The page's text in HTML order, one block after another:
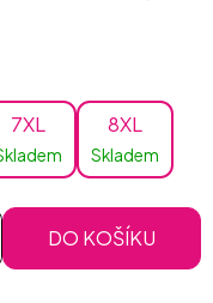
7XL 8XL
Skladem
DO KOŠÍKU